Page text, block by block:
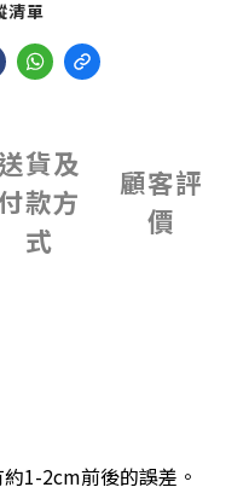
清單
貨及
款方
式
顧客評
價
1-2cm前後的誤差。